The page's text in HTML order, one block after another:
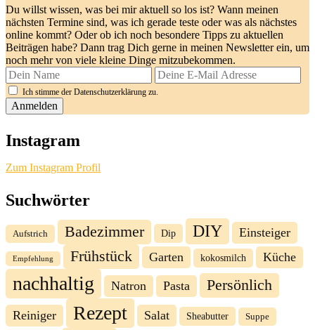
Du willst wissen, was bei mir aktuell so los ist? Wann meinen
nächsten Termine sind, was ich gerade teste oder was als nächstes
online kommt? Oder ob ich noch besondere Tipps zu aktuellen
Beiträgen habe? Dann trag Dich gerne in meinen Newsletter ein, um
noch mehr von viele kleine Dinge mitzubekommen.
Ich stimme der Datenschutzerklärung zu.
Instagram
Zum Instagram Profil
Suchwörter
Aufstrich Badezimmer Dip DIY Einsteiger
Empfehlung Frühstück Garten kokosmilch Küche
nachhaltig Natron Pasta Persönlich
Reiniger Rezept Salat Sheabutter Suppe